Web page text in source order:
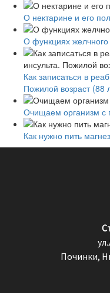
О нектарине и его
О функциях желчного
Как записаться в
Пожилой возраст (88
Очищаем организм
Как нужно пить
Починки,